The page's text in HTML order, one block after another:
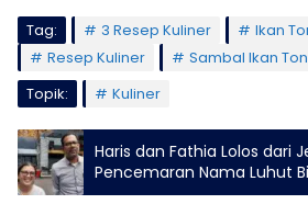
Tag: 3 Resep Kuliner
Ikan
Resep Kuliner
Sambal Ikan
Topik:
Kuliner
Haris dan Fathia Lolos dari
Pencemaran Nama Luhut